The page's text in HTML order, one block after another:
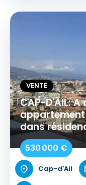
VENTE
CAP-D'AIL: A
dans
530 000 €
Cap-d'Ail